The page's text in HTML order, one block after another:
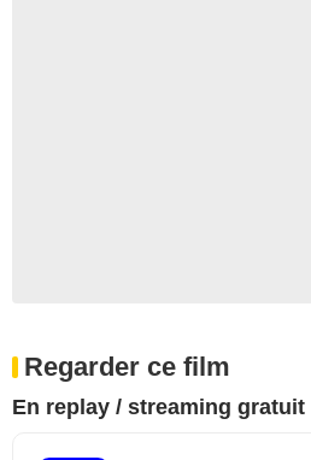
Regarder ce film
En replay / streaming gratuit